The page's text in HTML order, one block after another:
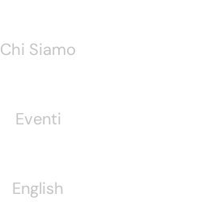
Chi Siamo
Eventi
English